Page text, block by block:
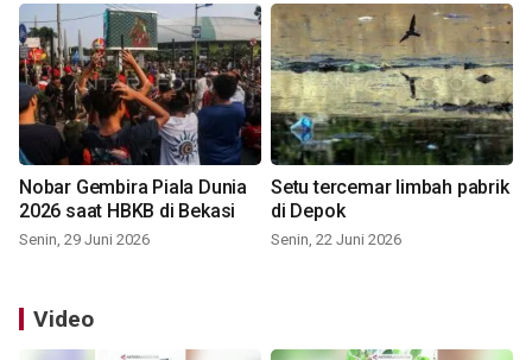
Nobar Gembira Piala Dunia
2026 saat HBKB di Bekasi
Senin, 29 Juni 2026
Setu tercemar limbah pabrik
di Depok
Senin, 22 Juni 2026
Video